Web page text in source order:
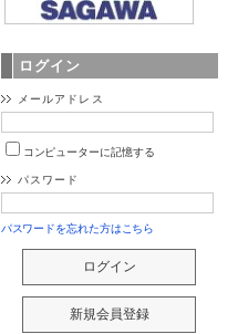
ログイン
メールアドレス
コンピューターに記憶する
パスワード
パスワードを忘れた方はこちら